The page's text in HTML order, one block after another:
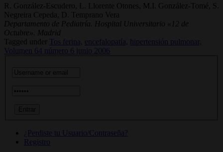
R. González-Escudero, L. Llorente Otones, M.I. González-Tomé, S.
Negreira Cepeda, D. Temprano Vera
Departamento de Pediatría. Hospital Universitario «12 de
Octubre». Madrid
Tagged under
Tos ferina, encefalopatía,
hipertensión pulmonar,
Volumen 64 número 6 junio 2006
¿Perdiste tu Usuario/Contraseña?
Registro